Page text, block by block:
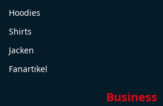
Hoodies
Shirts
Jacken
Fanartikel
Business